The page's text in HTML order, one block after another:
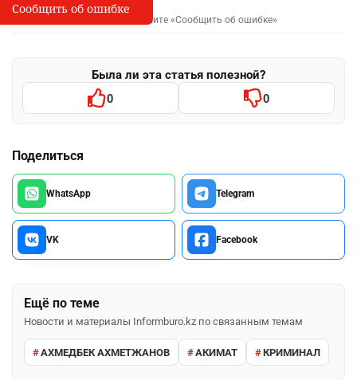
I
Сообщить об опечатке
Выделите фрагмент и нажмите «Сообщить об ошибке»
Была ли эта статья полезной?
0 0
Поделиться
WhatsApp Telegram
VK Facebook
Ещё по теме
Новости и материалы Informburo.kz по связанным темам
АХМЕДБЕК АХМЕТЖАНОВ АКИМАТ КРИМИНАЛ
Сообщить об ошибке